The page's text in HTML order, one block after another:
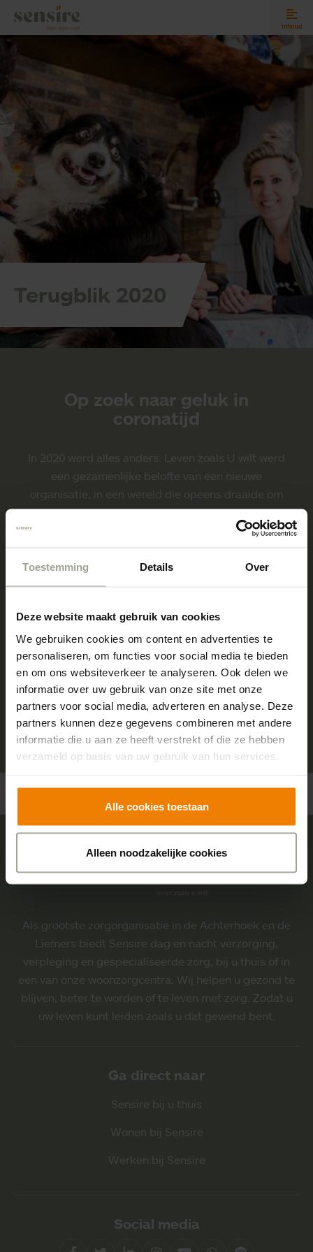
Toestemming Details Over
Deze website maakt gebruik van cookies
We gebruiken cookies om content en advertenties te
personaliseren, om functies voor social media te bieden
en om ons websiteverkeer te analyseren. Ook delen we
informatie over uw gebruik van onze site met onze
partners voor social media, adverteren en analyse. Deze
partners kunnen deze gegevens combineren met andere
informatie die u aan ze heeft verstrekt of die ze hebben
verzameld op basis van uw gebruik van hun services.
Alle cookies toestaan
Alleen noodzakelijke cookies
Sensire logo
Inhoud
Terugblik 2020
Op zoek naar geluk in
coronatijd
In 2020 werd alles anders. Leven zoals U wilt werd
een gezamenlijke belofte van een nieuwe
organisatie, in een wereld die opeens draaide om
beperkingen en maatregelen in plaats van welzijn,
geluk, vrijheid en relaties. En toch is het ons gelukt
zoeken naar wat nog wel kan. Wat de
omstandigheden ook zijn. Samen geven we vorm
Begin met lezen
Terug naaredities
Als grootste zorgorganisatie in de Achterhoek en de
Liemers biedt Sensire dag en nacht verzorging,
verpleging en gespecialiseerde zorg, bij u thuis of in
een van onze woonzorgcentra. Wij helpen u gezond te
blijven, beter te worden of te leven met zorg. Zodat u
uw leven kunt leiden zoals u dat gewend bent.
Ga direct naar
Sensire bij u thuis
Wonen bij Sensire
Werken bij Sensire
Social media